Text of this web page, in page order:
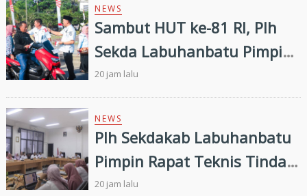
NEWS
Sambut HUT ke-81 RI, Plh
Sekda Labuhanbatu Pimpin
Pembagian 300 Bendera
Merah Putih
20 jam lalu
NEWS
Plh Sekdakab Labuhanbatu
Pimpin Rapat Teknis Tindak
Lanjut Entry Meeting
20 jam lalu